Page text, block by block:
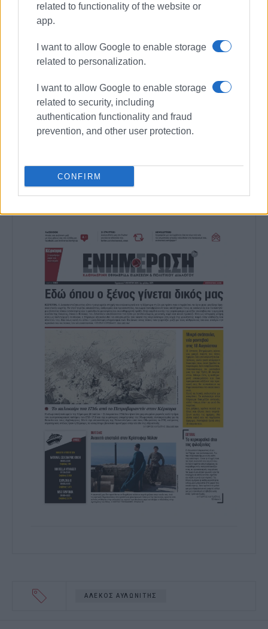
related to functionality of the website or
app.
I want to allow Google to enable storage
related to personalization.
I want to allow Google to enable storage
related to security, including
authentication functionality and fraud
prevention, and other user protection.
CONFIRM
ήρθη η εμπιστοσύνη στο πρόσωπο του Προέδρου του
κόμματος, είναι της απόλυτης αρμοδιότητος του
Κόμματος κ. Κασσελάκης έχει υποχρέωση και δικαίωμα
να ασκεί τα καθήκοντά του.
*Βουλευτής Κέρκυρας του ΣΥΡΙΖΑ-Π.Σ. - Τομεάρχης
Δικαιοσύνης.
Εμφανίσεις: 83
Ακολουθήστε το enimerosi στοFacebook
ΑΛΕΚΟΣ ΑΥΛΩΝΙΤΗΣ